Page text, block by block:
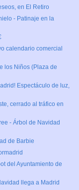
en El Retiro
- Patinaje en la
calendario comercial
los Niños (Plaza de
Espectáculo de luz,
cerrado al tráfico en
- Árbol de Navidad
de Barbie
del Ayuntamiento de
llega a Madrid